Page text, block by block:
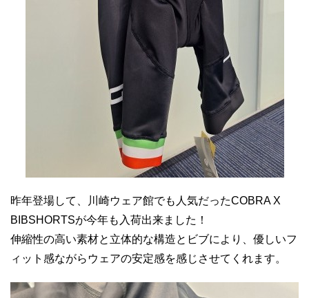
昨年登場して、川崎ウェア館でも人気だったCOBRA X
BIBSHORTSが今年も入荷出来ました！
伸縮性の高い素材と立体的な構造とビブにより、優しいフ
ィット感ながらウェアの安定感を感じさせてくれます。